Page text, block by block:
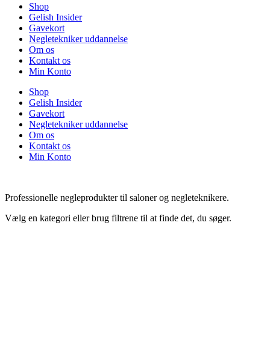
Shop
Gelish Insider
Gavekort
Negletekniker uddannelse
Om os
Kontakt os
Min Konto
Shop
Gelish Insider
Gavekort
Negletekniker uddannelse
Om os
Kontakt os
Min Konto
Professionelle negleprodukter til saloner og negleteknikere.
Vælg en kategori eller brug filtrene til at finde det, du søger.